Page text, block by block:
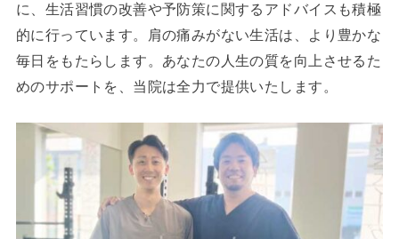
に、生活習慣の改善や予防策に関するアドバイスも積極
的に行っています。肩の痛みがない生活は、より豊かな
毎日をもたらします。あなたの人生の質を向上させるた
めのサポートを、当院は全力で提供いたします。